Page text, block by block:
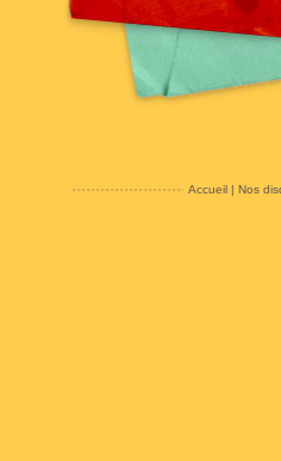
Accueil| Nos